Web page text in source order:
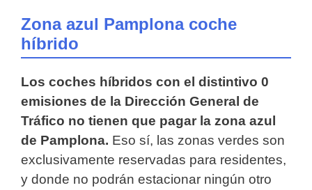
Zona azul Pamplona coche
híbrido
Los coches híbridos con el distintivo 0
emisiones de la Dirección General de
Tráfico no tienen que pagar la zona azul
de Pamplona. Eso sí, las zonas verdes son
exclusivamente reservadas para residentes,
y donde no podrán estacionar ningún otro